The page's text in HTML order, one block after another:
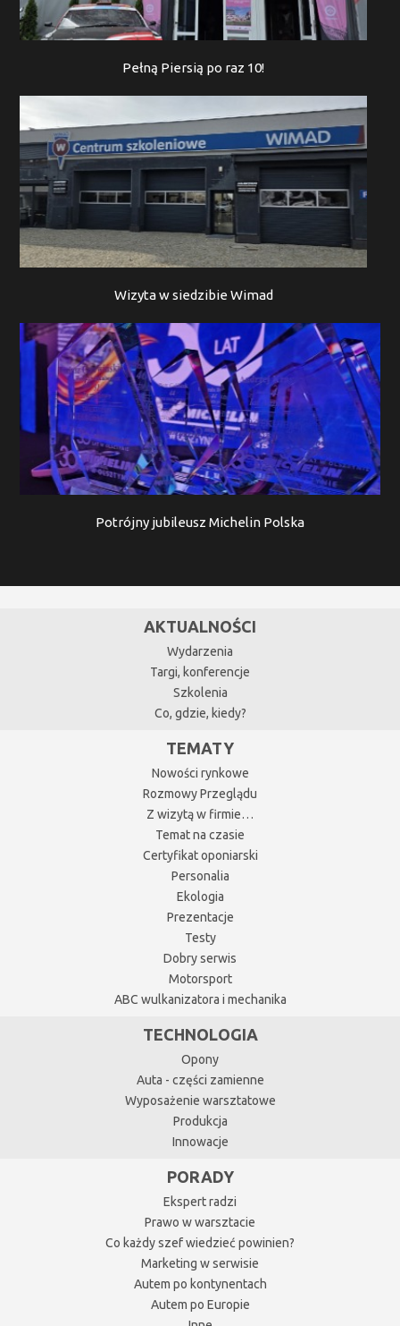
Pełną Piersią po raz 10!
Wizyta w siedzibie Wimad
Potrójny jubileusz Michelin Polska
AKTUALNOŚCI
Wydarzenia
Targi, konferencje
Szkolenia
Co, gdzie, kiedy?
TEMATY
Nowości rynkowe
Rozmowy Przeglądu
Z wizytą w firmie…
Temat na czasie
Certyfikat oponiarski
Personalia
Ekologia
Prezentacje
Testy
Dobry serwis
Motorsport
ABC wulkanizatora i mechanika
TECHNOLOGIA
Opony
Auta - części zamienne
Wyposażenie warsztatowe
Produkcja
Innowacje
PORADY
Ekspert radzi
Prawo w warsztacie
Co każdy szef wiedzieć powinien?
Marketing w serwisie
Autem po kontynentach
Autem po Europie